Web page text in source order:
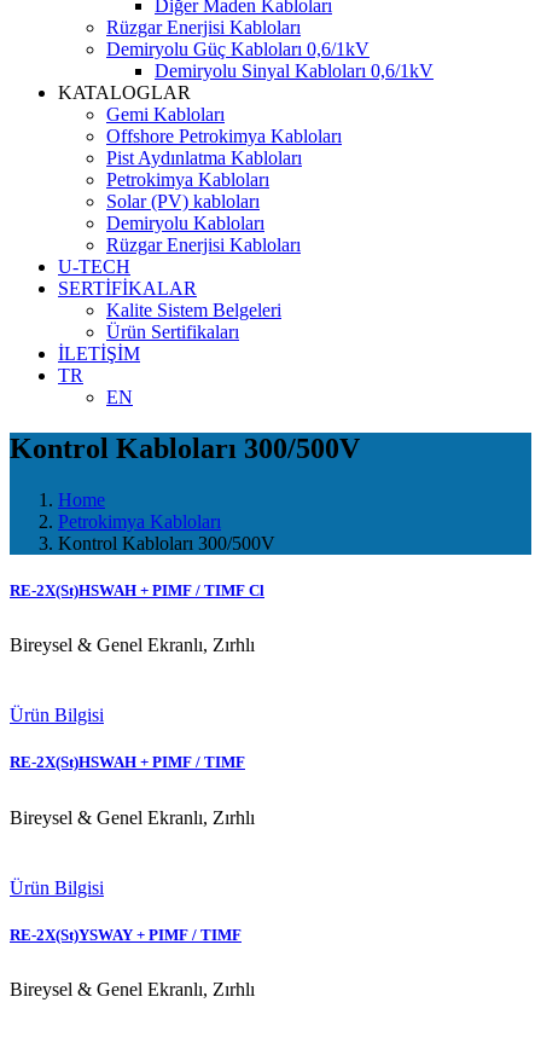
Diğer Maden Kabloları
Rüzgar Enerjisi Kabloları
Demiryolu Güç Kabloları 0,6/1kV
Demiryolu Sinyal Kabloları 0,6/1kV
KATALOGLAR
Gemi Kabloları
Offshore Petrokimya Kabloları
Pist Aydınlatma Kabloları
Petrokimya Kabloları
Solar (PV) kabloları
Demiryolu Kabloları
Rüzgar Enerjisi Kabloları
U-TECH
SERTİFİKALAR
Kalite Sistem Belgeleri
Ürün Sertifikaları
İLETİŞİM
TR
EN
Kontrol Kabloları 300/500V
Home
Petrokimya Kabloları
Kontrol Kabloları 300/500V
RE-2X(St)HSWAH + PIMF / TIMF Cl
Bireysel & Genel Ekranlı, Zırhlı
Ürün Bilgisi
RE-2X(St)HSWAH + PIMF / TIMF
Bireysel & Genel Ekranlı, Zırhlı
Ürün Bilgisi
RE-2X(St)YSWAY + PIMF / TIMF
Bireysel & Genel Ekranlı, Zırhlı